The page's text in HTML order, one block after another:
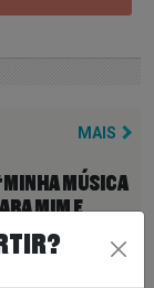
MAIS
MÚSICA
MIM E
A ESCUTA”